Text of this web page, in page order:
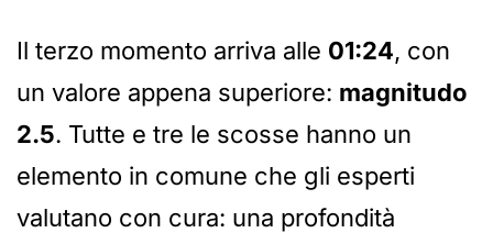
Il terzo momento arriva alle 01:24, con
un valore appena superiore: magnitudo
2.5. Tutte e tre le scosse hanno un
elemento in comune che gli esperti
valutano con cura: una profondità